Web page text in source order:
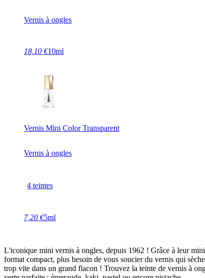
Vernis à ongles
18,10 €10ml
Vernis Mini Color Transparent
Vernis à ongles
4 teintes
7,20 €5ml
L'iconique mini vernis à ongles, depuis 1962 ! Grâce à leur mini
format compact, plus besoin de vous soucier du vernis qui sèche
trop vite dans un grand flacon ! Trouvez la teinte de vernis à